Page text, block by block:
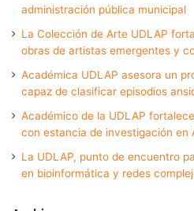
administración pública municipal
La Colección de Arte UDLAP
obras de artistas emergentes y
Académica UDLAP asesora un
capaz de clasificar episodios
Académico de la UDLAP
con estancia de investigación en
La UDLAP, punto de encuentro
en bioinformática y redes